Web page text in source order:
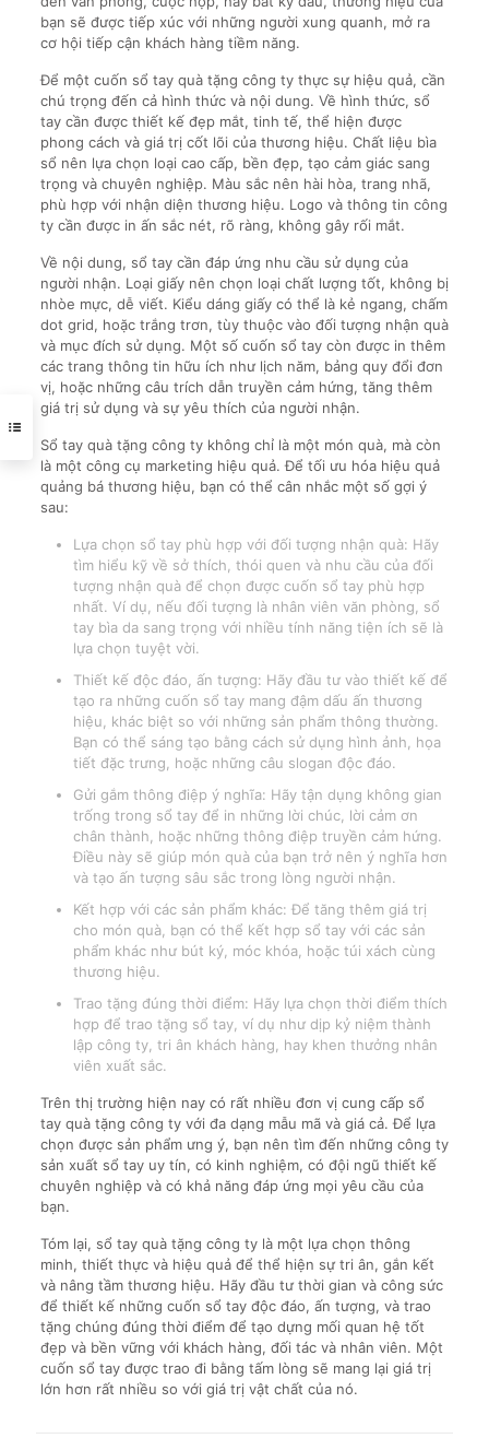
bạn sẽ được tiếp xúc với những người xung quanh, mở ra
cơ hội tiếp cận khách hàng tiềm năng.
Để một cuốn sổ tay quà tặng công ty thực sự hiệu quả, cần
chú trọng đến cả hình thức và nội dung. Về hình thức, sổ
tay cần được thiết kế đẹp mắt, tinh tế, thể hiện được
phong cách và giá trị cốt lõi của thương hiệu. Chất liệu bìa
sổ nên lựa chọn loại cao cấp, bền đẹp, tạo cảm giác sang
trọng và chuyên nghiệp. Màu sắc nên hài hòa, trang nhã,
phù hợp với nhận diện thương hiệu. Logo và thông tin công
ty cần được in ấn sắc nét, rõ ràng, không gây rối mắt.
Về nội dung, sổ tay cần đáp ứng nhu cầu sử dụng của
người nhận. Loại giấy nên chọn loại chất lượng tốt, không bị
nhòe mực, dễ viết. Kiểu dáng giấy có thể là kẻ ngang, chấm
dot grid, hoặc trắng trơn, tùy thuộc vào đối tượng nhận quà
và mục đích sử dụng. Một số cuốn sổ tay còn được in thêm
các trang thông tin hữu ích như lịch năm, bảng quy đổi đơn
vị, hoặc những câu trích dẫn truyền cảm hứng, tăng thêm
giá trị sử dụng và sự yêu thích của người nhận.
Sổ tay quà tặng công ty không chỉ là một món quà, mà còn
là một công cụ marketing hiệu quả. Để tối ưu hóa hiệu quả
quảng bá thương hiệu, bạn có thể cân nhắc một số gợi ý
sau:
Lựa chọn sổ tay phù hợp với đối tượng nhận quà: Hãy
tìm hiểu kỹ về sở thích, thói quen và nhu cầu của đối
tượng nhận quà để chọn được cuốn sổ tay phù hợp
nhất. Ví dụ, nếu đối tượng là nhân viên văn phòng, sổ
tay bìa da sang trọng với nhiều tính năng tiện ích sẽ là
lựa chọn tuyệt vời.
Thiết kế độc đáo, ấn tượng: Hãy đầu tư vào thiết kế để
tạo ra những cuốn sổ tay mang đậm dấu ấn thương
hiệu, khác biệt so với những sản phẩm thông thường.
Bạn có thể sáng tạo bằng cách sử dụng hình ảnh, họa
tiết đặc trưng, hoặc những câu slogan độc đáo.
Gửi gắm thông điệp ý nghĩa: Hãy tận dụng không gian
trống trong sổ tay để in những lời chúc, lời cảm ơn
chân thành, hoặc những thông điệp truyền cảm hứng.
Điều này sẽ giúp món quà của bạn trở nên ý nghĩa hơn
và tạo ấn tượng sâu sắc trong lòng người nhận.
Kết hợp với các sản phẩm khác: Để tăng thêm giá trị
cho món quà, bạn có thể kết hợp sổ tay với các sản
phẩm khác như bút ký, móc khóa, hoặc túi xách cùng
thương hiệu.
Trao tặng đúng thời điểm: Hãy lựa chọn thời điểm thích
hợp để trao tặng sổ tay, ví dụ như dịp kỷ niệm thành
lập công ty, tri ân khách hàng, hay khen thưởng nhân
viên xuất sắc.
Trên thị trường hiện nay có rất nhiều đơn vị cung cấp sổ
tay quà tặng công ty với đa dạng mẫu mã và giá cả. Để lựa
chọn được sản phẩm ưng ý, bạn nên tìm đến những công ty
sản xuất sổ tay uy tín, có kinh nghiệm, có đội ngũ thiết kế
chuyên nghiệp và có khả năng đáp ứng mọi yêu cầu của
bạn.
Tóm lại, sổ tay quà tặng công ty là một lựa chọn thông
minh, thiết thực và hiệu quả để thể hiện sự tri ân, gắn kết
và nâng tầm thương hiệu. Hãy đầu tư thời gian và công sức
để thiết kế những cuốn sổ tay độc đáo, ấn tượng, và trao
tặng chúng đúng thời điểm để tạo dựng mối quan hệ tốt
đẹp và bền vững với khách hàng, đối tác và nhân viên. Một
cuốn sổ tay được trao đi bằng tấm lòng sẽ mang lại giá trị
lớn hơn rất nhiều so với giá trị vật chất của nó.